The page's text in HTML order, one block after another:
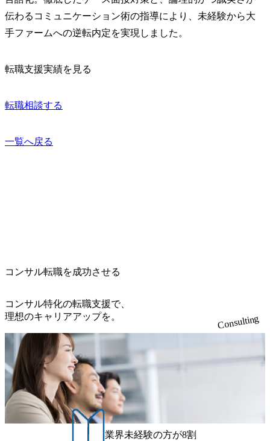
伝わるコミュニケーション術の指導により、未経験から大
手ファームへの逆転内定を実現しました。
転職支援実績を見る
転職相談する
一覧へ戻る
コンサル転職を成功させる
コンサル特化の転職支援で、
理想のキャリアアップを。
Consulting
業界未経験の方が8割